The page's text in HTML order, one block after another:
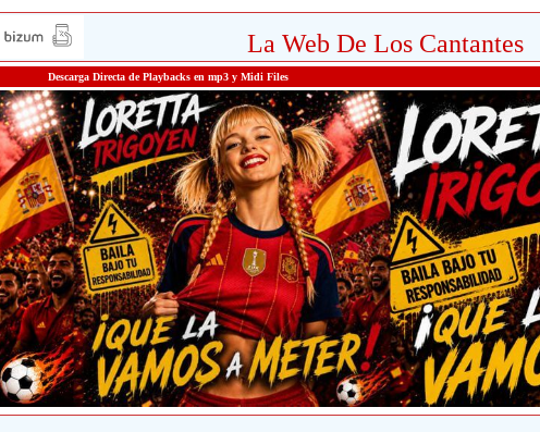
La Web De Los Cantantes
Descarga Directa de Playbacks en mp3 y Midi Files